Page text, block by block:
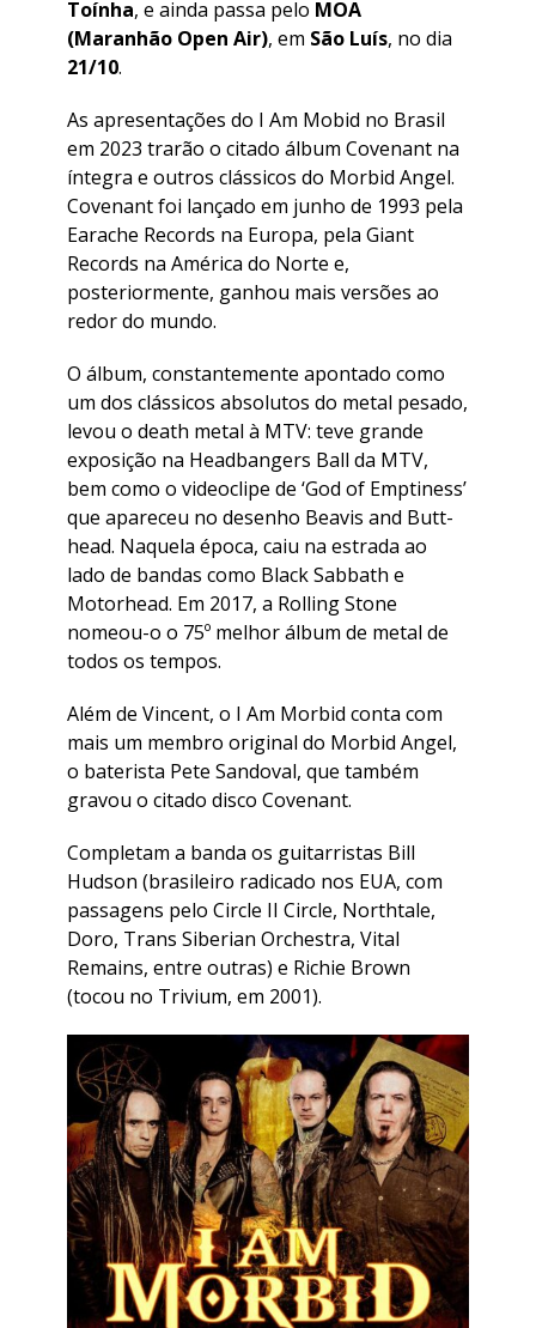
Toínha, e ainda passa pelo MOA
(Maranhão Open Air), em São Luís, no dia
21/10.
As apresentações do I Am Mobid no Brasil
em 2023 trarão o citado álbum Covenant na
íntegra e outros clássicos do Morbid Angel.
Covenant foi lançado em junho de 1993 pela
Earache Records na Europa, pela Giant
Records na América do Norte e,
posteriormente, ganhou mais versões ao
redor do mundo.
O álbum, constantemente apontado como
um dos clássicos absolutos do metal pesado,
levou o death metal à MTV: teve grande
exposição na Headbangers Ball da MTV,
bem como o videoclipe de ‘God of Emptiness’
que apareceu no desenho Beavis and Butt-
head. Naquela época, caiu na estrada ao
lado de bandas como Black Sabbath e
Motorhead. Em 2017, a Rolling Stone
nomeou-o o 75º melhor álbum de metal de
todos os tempos.
Além de Vincent, o I Am Morbid conta com
mais um membro original do Morbid Angel,
o baterista Pete Sandoval, que também
gravou o citado disco Covenant.
Completam a banda os guitarristas Bill
Hudson (brasileiro radicado nos EUA, com
passagens pelo Circle II Circle, Northtale,
Doro, Trans Siberian Orchestra, Vital
Remains, entre outras) e Richie Brown
(tocou no Trivium, em 2001).